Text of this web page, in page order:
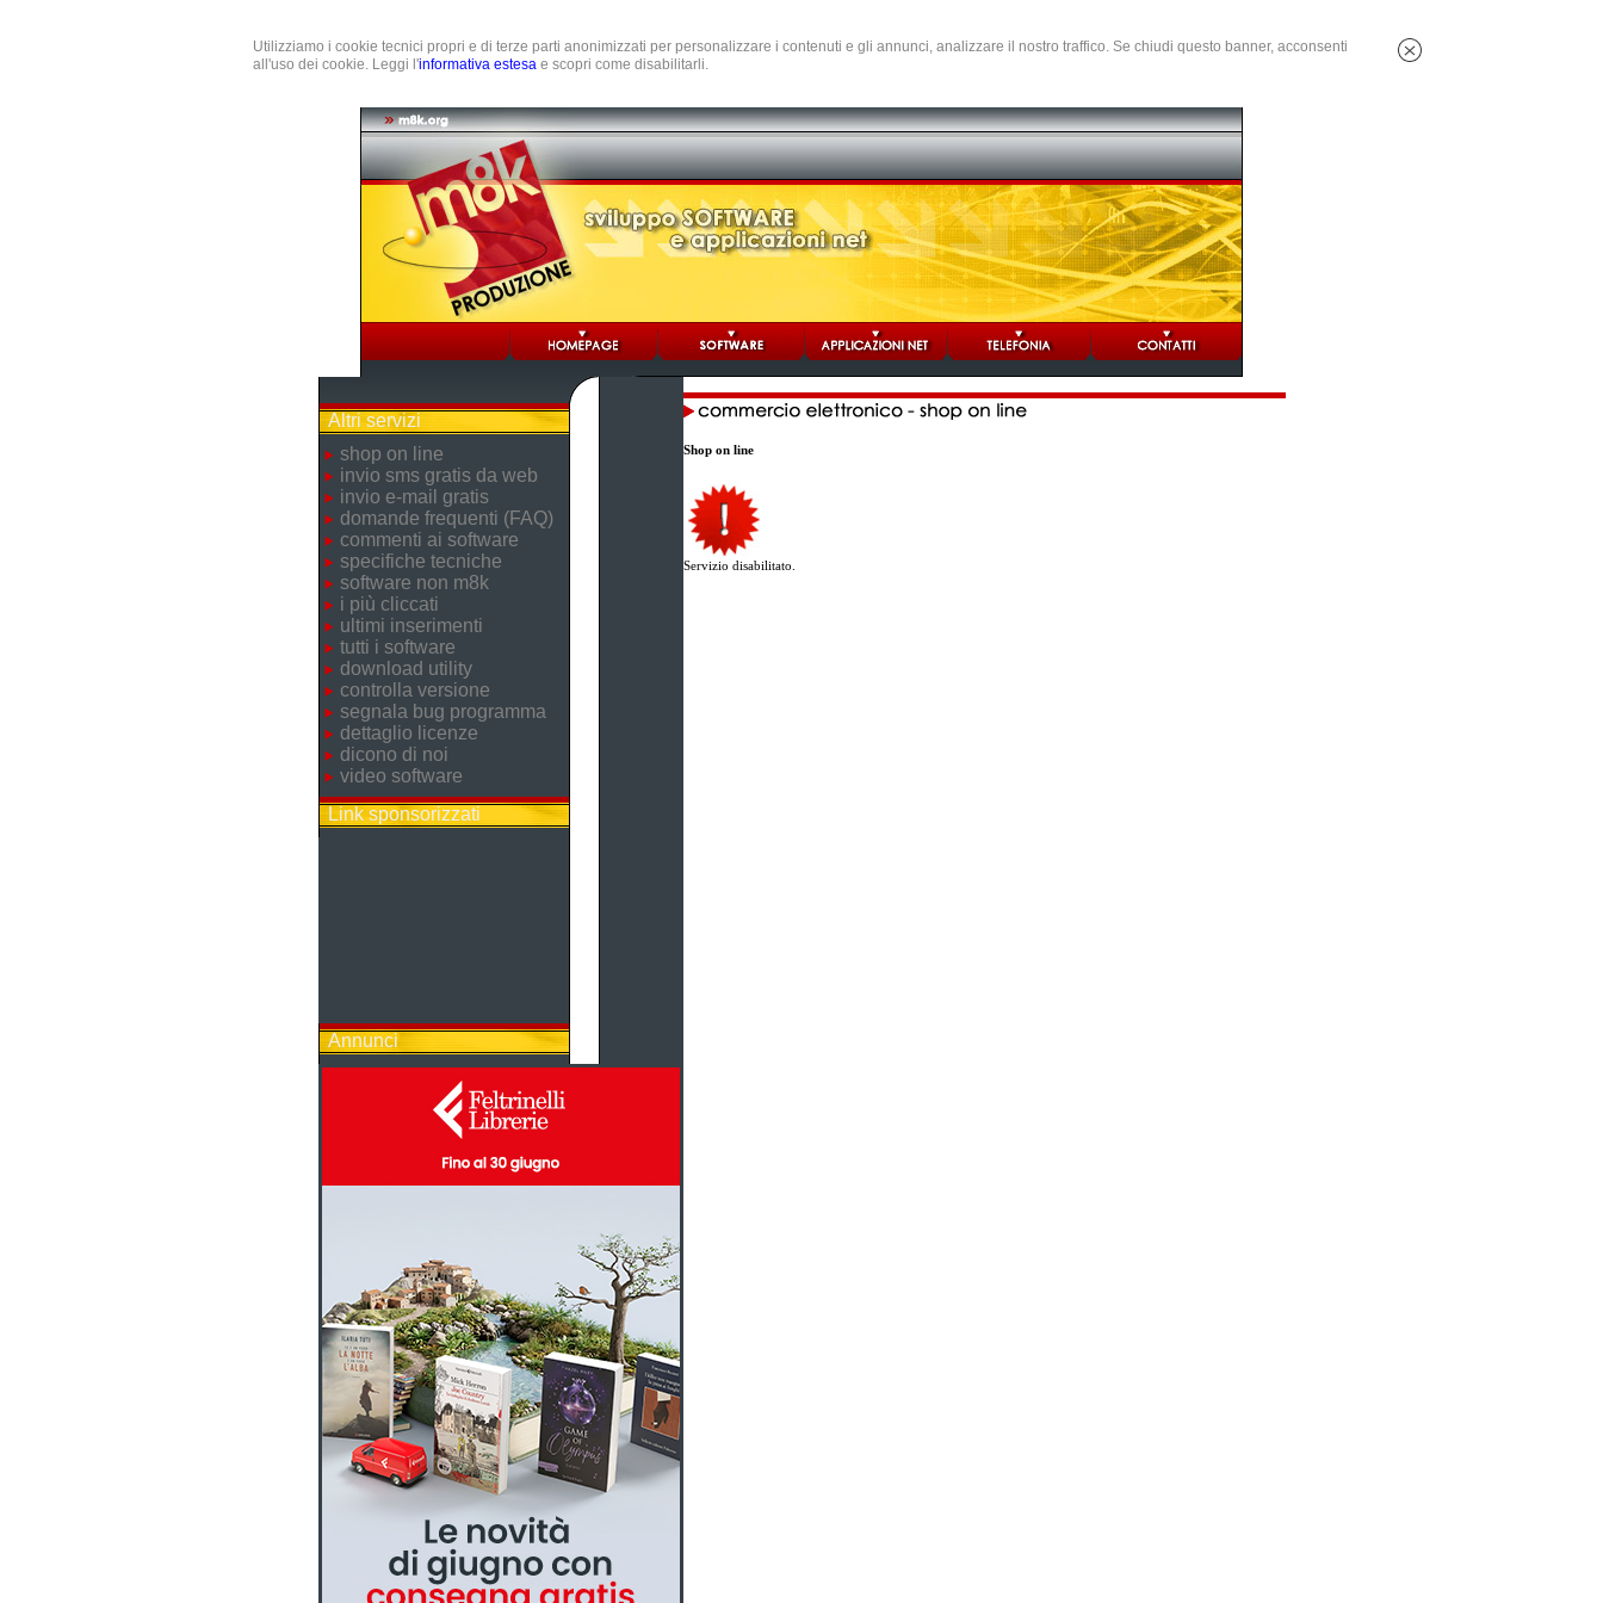
Utilizziamo i cookie tecnici propri e di terze parti anonimizzati per personalizzare i contenuti e gli annunci, analizzare il nostro traffico. Se chiudi questo banner, acconsenti
all'uso dei cookie. Leggi l'informativa estesa e scopri come disabilitarli.
Altri servizi
shop on line
invio sms gratis da web
invio e-mail gratis
domande frequenti (FAQ)
commenti ai software
specifiche tecniche
software non m8k
i più cliccati
ultimi inserimenti
tutti i software
download utility
controlla versione
segnala bug programma
dettaglio licenze
dicono di noi
video software
Link sponsorizzati
Annunci
Shop on line
Servizio disabilitato.